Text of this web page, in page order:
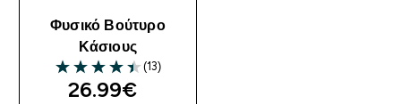
Φυσικό Βούτυρο
Κάσιους
4.46 out of 5 stars
(13)
26.99€‎